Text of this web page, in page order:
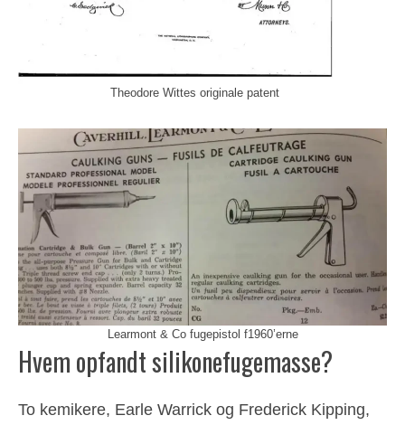
Theodore Wittes originale patent
Learmont & Co fugepistol f1960’erne
Hvem opfandt silikonefugemasse?
To kemikere, Earle Warrick og Frederick Kipping,